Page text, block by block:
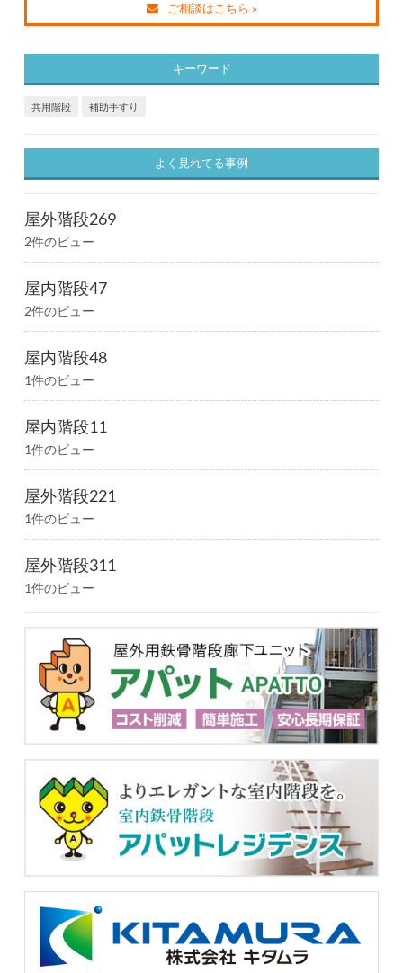
ご相談はこちら »
キーワード
共用階段 補助手すり
よく見れてる事例
屋外階段269
2件のビュー
屋内階段47
2件のビュー
屋内階段48
1件のビュー
屋内階段11
1件のビュー
屋外階段221
1件のビュー
屋外階段311
1件のビュー